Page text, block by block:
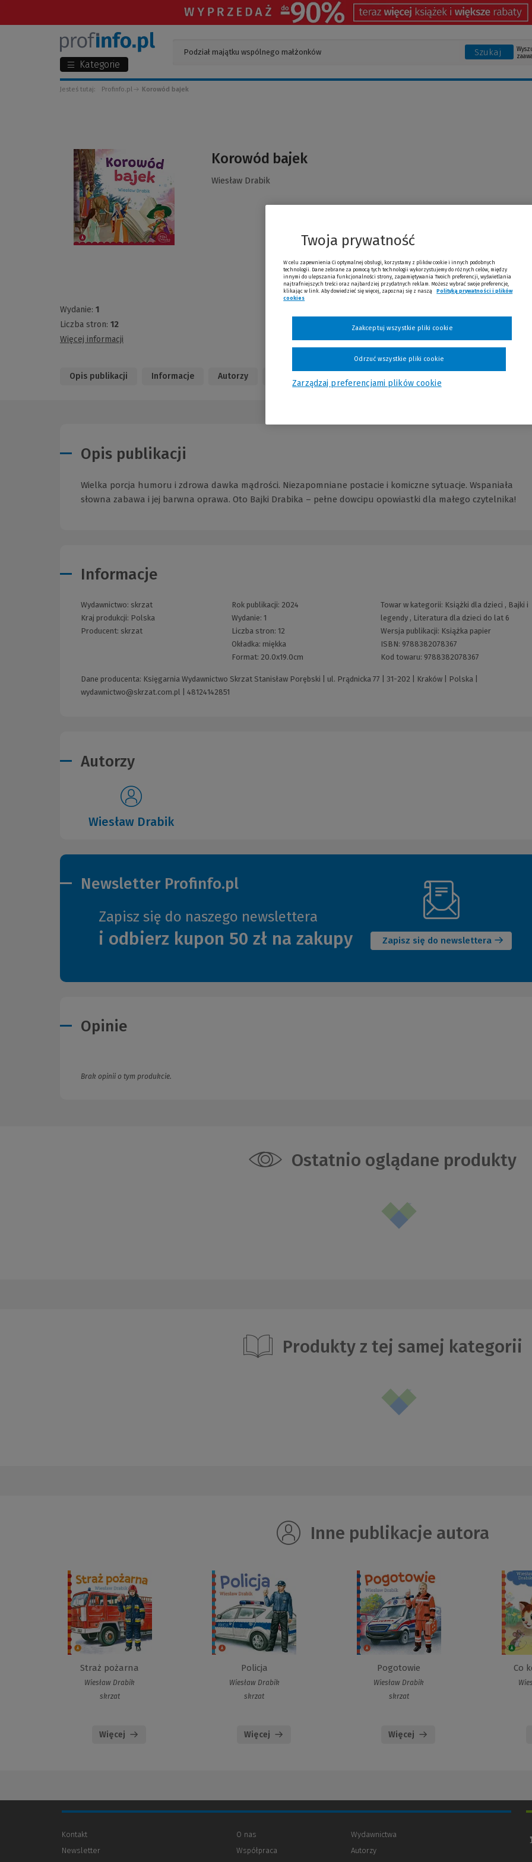
Kategorie
Szukaj
Jesteś tutaj: Profinfo.pl Korowód bajek
strony)
Wydanie: 1
Liczba stron: 12
Więcej informacji
Korowód bajek
Wiesław Drabik
Opis publikacji Informacje Autorzy
Opis publikacji
Wielka porcja humoru i zdrowa dawka mądrości. Niezapomniane postacie i komiczne sytuacje. Wspaniała
słowna zabawa i jej barwna oprawa. Oto Bajki Drabika – pełne dowcipu opowiastki dla małego czytelnika!
Informacje
Wydawnictwo: skrzat
Kraj produkcji: Polska
Producent: skrzat
Rok publikacji: 2024
Wydanie:1
Liczba stron:12
Okładka: miękka
Format: 20.0x19.0cm
Towar w kategorii: Książki dla dzieci , Bajki i
legendy, Literatura dla dzieci do lat 6
Wersja publikacji: Książka papier
ISBN: 9788382078367
Kod towaru: 9788382078367
Dane producenta: Księgarnia Wydawnictwo Skrzat Stanisław Porębski | ul. Prądnicka 77 | 31-202 | Kraków | Polska |
wydawnictwo@skrzat.com.pl
48124142851
Autorzy
Wiesław Drabik
Newsletter Profinfo.pl
Zapisz się do naszego newslettera
i odbierz kupon 50 zł na zakupy Zapisz się do newslettera
okno)
Opinie
Brak opinii o tym produkcie.
Ostatnio oglądane produkty
Produkty z tej samej kategorii
Inne publikacje autora
Straż pożarna
Wiesław Drabik
skrzat
Więcej
Policja
Wiesław Drabik
skrzat
Więcej
Pogotowie
Wiesław Drabik
skrzat
Więcej
Co
Kontakt
Newsletter
O nas
Współpraca
Wydawnictwa
Autorzy
Twoja prywatność
W celu zapewnienia Ci optymalnej obsługi, korzystamy z plików cookie i innych podobnych
technologii. Dane zebrane za pomocą tych technologii wykorzystujemy do różnych celów, między
innymi do ulepszania funkcjonalności strony, zapamiętywania Twoich preferencji, wyświetlania
najtrafniejszych treści oraz najbardziej przydatnych reklam. Możesz wybrać swoje preferencje,
klikając w link. Aby dowiedzieć się więcej, zapoznaj się z naszą
Polityką prywatności i plików
cookies
Zarządzaj preferencjami plików cookie
Odrzuć wszystkie pliki cookie
Zaakceptuj wszystkie pliki cookie